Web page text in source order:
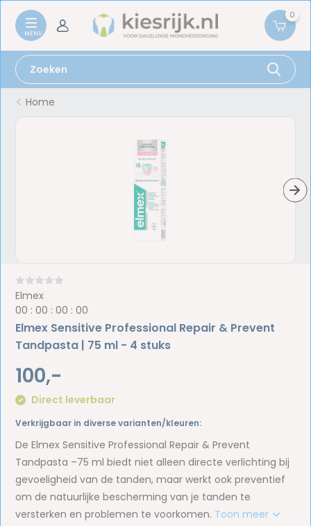
0
Home
Elmex
00 :00 :00 :00
Elmex Sensitive Professional Repair & Prevent
Tandpasta | 75 ml - 4 stuks
100,-
Direct leverbaar
Verkrijgbaar in diverse varianten/kleuren:
De Elmex Sensitive Professional Repair & Prevent
Tandpasta –75 ml biedt niet alleen directe verlichting bij
gevoeligheid van de tanden, maar werkt ook preventief
om de natuurlijke bescherming van je tanden te
versterken en problemen te voorkomen. Toon meer